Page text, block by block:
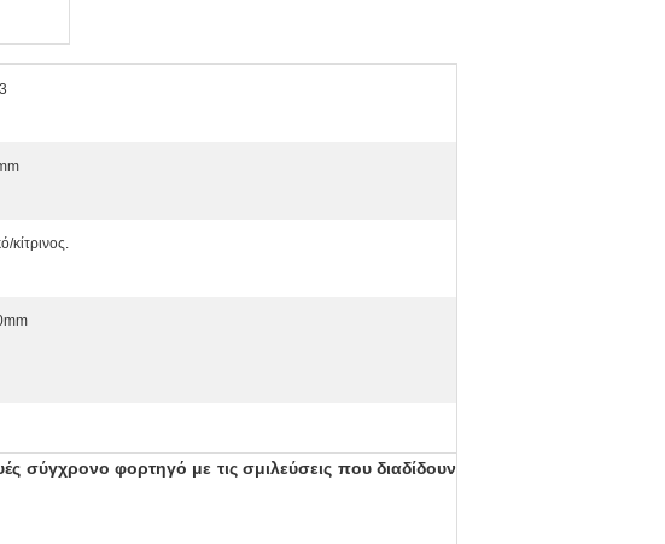
κίτρινος.
σύγχρονο φορτηγό με τις σμιλεύσεις που διαδίδουν